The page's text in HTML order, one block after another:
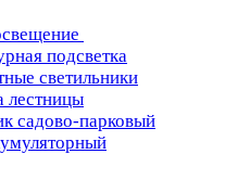
подсветка
светильники
лестницы
садово-парковый